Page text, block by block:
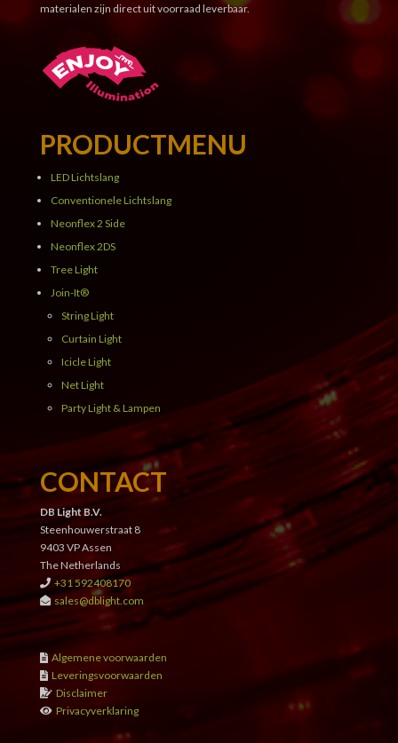
materialen zijn direct uit voorraad leverbaar.
PRODUCTMENU
LED Lichtslang
Conventionele Lichtslang
Neonflex 2 Side
Neonflex 2DS
Tree Light
Join-It®
String Light
Curtain Light
Icicle Light
Net Light
Party Light & Lampen
CONTACT
DB Light B.V.
Steenhouwerstraat 8
9403 VP Assen
The Netherlands
+31 592408170
sales@dblight.com
Algemene voorwaarden
Leveringsvoorwaarden
Disclaimer
Privacyverklaring